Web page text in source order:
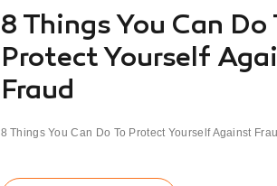
8 Things You Can Do
Protect Yourself
Fraud
8 Things You Can Do To Protect Yourself Against